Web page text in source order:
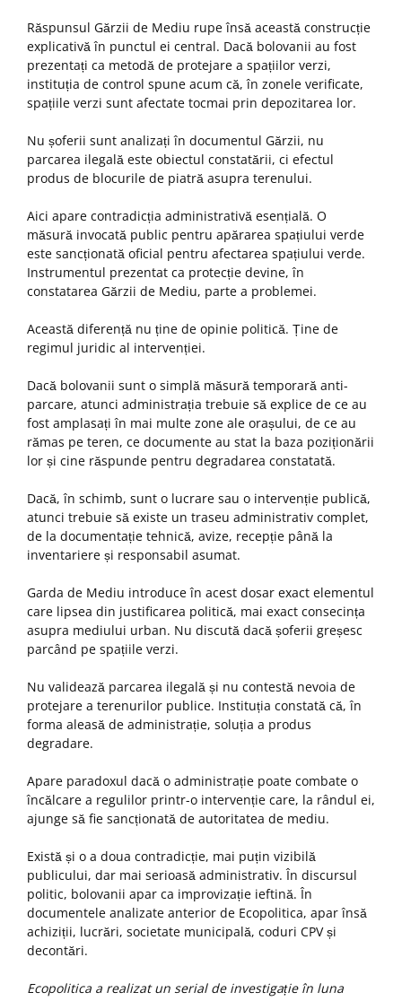
Răspunsul Gărzii de Mediu rupe însă această construcție
explicativă în punctul ei central. Dacă bolovanii au fost
prezentați ca metodă de protejare a spațiilor verzi,
instituția de control spune acum că, în zonele verificate,
spațiile verzi sunt afectate tocmai prin depozitarea lor.
Nu șoferii sunt analizați în documentul Gărzii, nu
parcarea ilegală este obiectul constatării, ci efectul
produs de blocurile de piatră asupra terenului.
Aici apare contradicția administrativă esențială. O
măsură invocată public pentru apărarea spațiului verde
este sancționată oficial pentru afectarea spațiului verde.
Instrumentul prezentat ca protecție devine, în
constatarea Gărzii de Mediu, parte a problemei.
Această diferență nu ține de opinie politică. Ține de
regimul juridic al intervenției.
Dacă bolovanii sunt o simplă măsură temporară anti-
parcare, atunci administrația trebuie să explice de ce au
fost amplasați în mai multe zone ale orașului, de ce au
rămas pe teren, ce documente au stat la baza poziționării
lor și cine răspunde pentru degradarea constatată.
Dacă, în schimb, sunt o lucrare sau o intervenție publică,
atunci trebuie să existe un traseu administrativ complet,
de la documentație tehnică, avize, recepție până la
inventariere și responsabil asumat.
Garda de Mediu introduce în acest dosar exact elementul
care lipsea din justificarea politică, mai exact consecința
asupra mediului urban. Nu discută dacă șoferii greșesc
parcând pe spațiile verzi.
Nu validează parcarea ilegală și nu contestă nevoia de
protejare a terenurilor publice. Instituția constată că, în
forma aleasă de administrație, soluția a produs
degradare.
Apare paradoxul dacă o administrație poate combate o
încălcare a regulilor printr-o intervenție care, la rândul ei,
ajunge să fie sancționată de autoritatea de mediu.
Există și o a doua contradicție, mai puțin vizibilă
publicului, dar mai serioasă administrativ. În discursul
politic, bolovanii apar ca improvizație ieftină. În
documentele analizate anterior de Ecopolitica, apar însă
achiziții, lucrări, societate municipală, coduri CPV și
decontări.
Ecopolitica a realizat un serial de investigație în luna